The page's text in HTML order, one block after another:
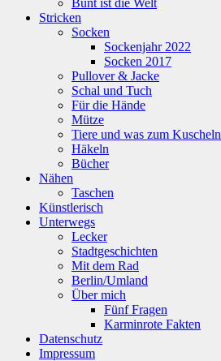
Bunt ist die Welt
Stricken
Socken
Sockenjahr 2022
Socken 2017
Pullover & Jacke
Schal und Tuch
Für die Hände
Mütze
Tiere und was zum Kuscheln
Häkeln
Bücher
Nähen
Taschen
Künstlerisch
Unterwegs
Lecker
Stadtgeschichten
Mit dem Rad
Berlin/Umland
Über mich
Fünf Fragen
Karminrote Fakten
Datenschutz
Impressum